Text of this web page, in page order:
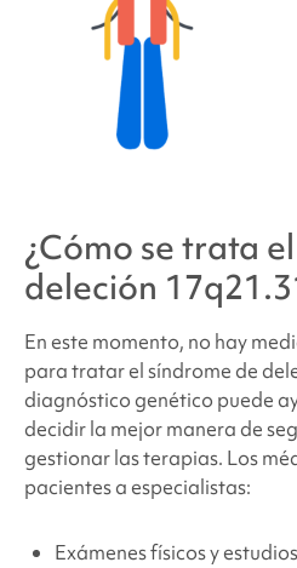
¿Cómo se trata
deleción
En este momento, no hay
para tratarel síndrome de
diagnóstico genético puede
decidir la mejor manera de
gestionar las terapias. Los
pacientes a especialistas:
Exámenes físicos y